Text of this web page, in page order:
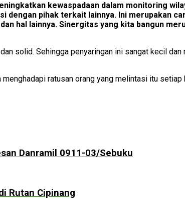
kewaspadaan dalam monitoring
dengan pihak terkait lainnya. Ini merupakan
hal lainnya. Sinergitas yang kita bangun
solid. Sehingga penyaringan ini sangat kecil
ratusan orang yang melintasi itu
Danramil 0911-03/Sebuku
Rutan Cipinang